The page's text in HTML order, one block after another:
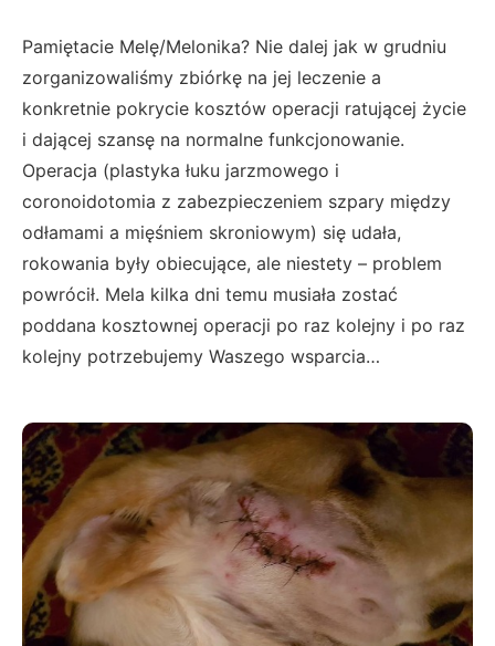
Pamiętacie Melę/Melonika? Nie dalej jak w grudniu
zorganizowaliśmy zbiórkę na jej leczenie a
konkretnie pokrycie kosztów operacji ratującej życie
i dającej szansę na normalne funkcjonowanie.
Operacja (plastyka łuku jarzmowego i
coronoidotomia z zabezpieczeniem szpary między
odłamami a mięśniem skroniowym) się udała,
rokowania były obiecujące, ale niestety – problem
powrócił. Mela kilka dni temu musiała zostać
poddana kosztownej operacji po raz kolejny i po raz
kolejny potrzebujemy Waszego wsparcia…